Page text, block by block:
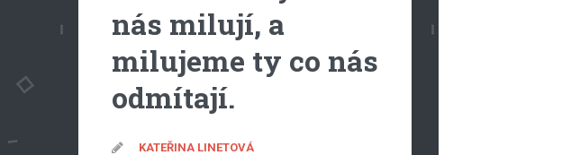
nás milují, a
milujeme ty co nás
odmítají.
KATEŘINA LINETOVÁ